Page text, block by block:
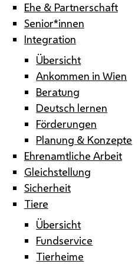
Ehe & Partnerschaft
Senior*innen
Integration
Übersicht
Ankommen in Wien
Beratung
Deutsch lernen
Förderungen
Planung & Konzepte
Ehrenamtliche Arbeit
Gleichstellung
Sicherheit
Tiere
Übersicht
Fundservice
Tierheime